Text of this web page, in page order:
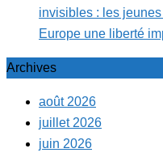
invisibles : les
Europe une liberté
Archives
août 2026
juillet 2026
juin 2026